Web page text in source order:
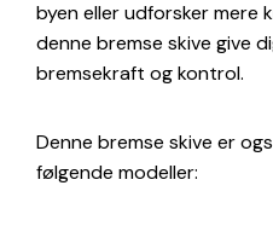
byen eller udforsker
denne bremse skive give
bremsekraft og kontrol.
Denne bremse skive er
følgende modeller: